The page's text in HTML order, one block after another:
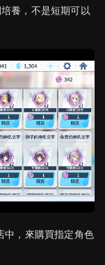
養，不是短期可以
中，來購買指定角色